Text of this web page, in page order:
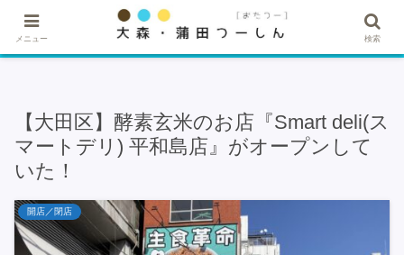
★記事・広告掲載希望はこちら★
【大田区】酵素玄米のお店『Smart deli(ス
マートデリ) 平和島店』がオープンして
いた！
開店／閉店
メニュー 検索